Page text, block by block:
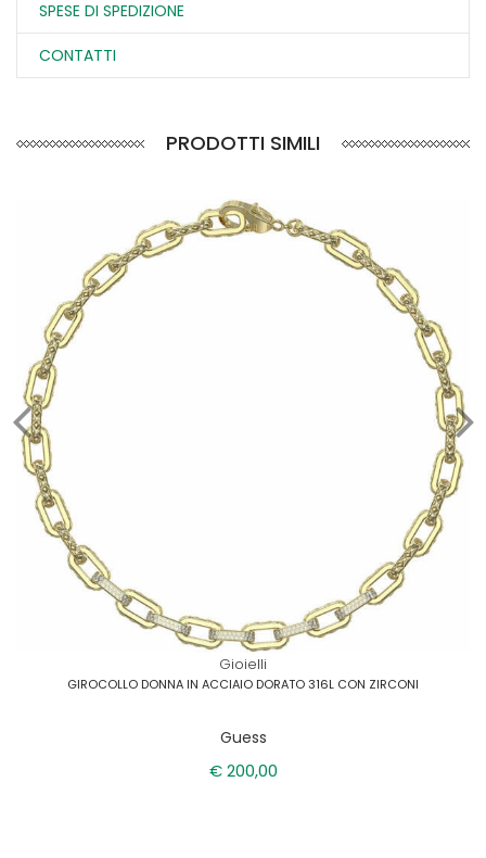
SPESE DI SPEDIZIONE
CONTATTI
PRODOTTI SIMILI
Gioielli
GIROCOLLO DONNA IN ACCIAIO DORATO 316L CON ZIRCONI
Guess
€ 200,00